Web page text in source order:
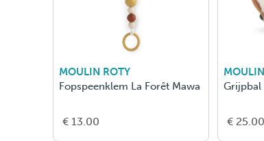
ROTY
La Forêt Mawa
MOULIN ROTY
Houten En Siliconen